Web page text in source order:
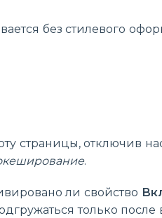
без стилевого
страницы, отключив
.
ли свойство
только